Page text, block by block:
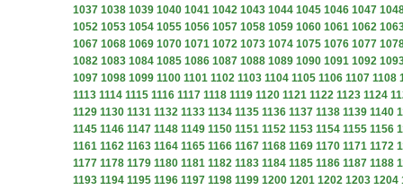
1037 1038 1039 1040 1041 1042 1043 1044 1045 1046 1047
1052 1053 1054 1055 1056 1057 1058 1059 1060 1061 1062
1067 1068 1069 1070 1071 1072 1073 1074 1075 1076 1077
1082 1083 1084 1085 1086 1087 1088 1089 1090 1091 1092
1097 1098 1099 1100 1101 1102 1103 1104 1105 1106 1107 1108
1113 1114 1115 1116 1117 1118 1119 1120 1121 1122 1123 1124
1129 1130 1131 1132 1133 1134 1135 1136 1137 1138 1139 1140
1145 1146 1147 1148 1149 1150 1151 1152 1153 1154 1155 1156
1161 1162 1163 1164 1165 1166 1167 1168 1169 1170 1171 1172
1177 1178 1179 1180 1181 1182 1183 1184 1185 1186 1187 1188
1193 1194 1195 1196 1197 1198 1199 1200 1201 1202 1203 1204